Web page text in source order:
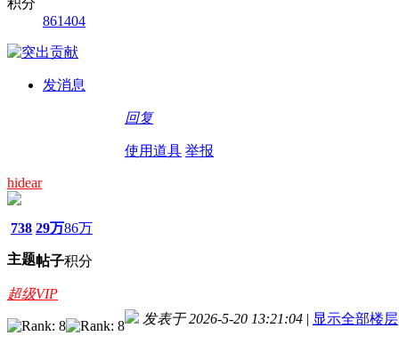
861404
发消息
回复
使用道具 举报
hidear
738
主题
29万
帖子
86万
积分
超级VIP
发表于 2026-5-20 13:21:04 | 显示全部楼层